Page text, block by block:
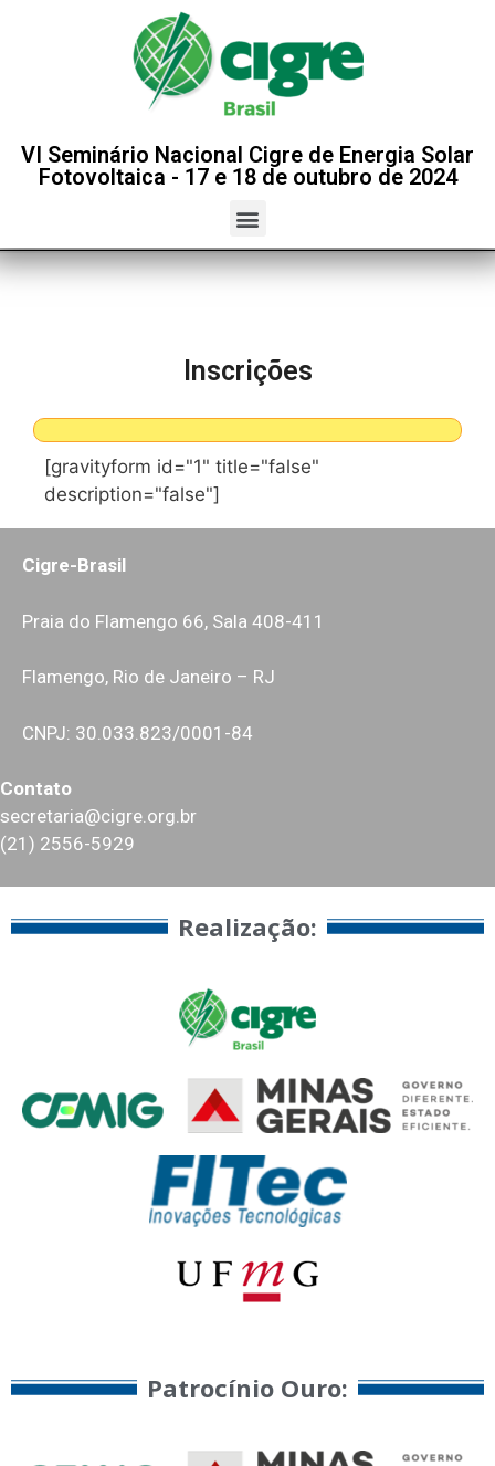
VI Seminário Nacional Cigre de Energia Solar
Fotovoltaica - 17 e 18 de outubro de 2024
Inscrições
[gravityform id="1" title="false"
description="false"]
Cigre-Brasil
Praia do Flamengo 66, Sala 408-411
Flamengo, Rio de Janeiro – RJ
CNPJ: 30.033.823/0001-84
Contato
secretaria@cigre.org.br
(21) 2556-5929
Realização:​
Patrocínio Ouro:​